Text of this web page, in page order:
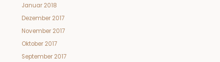
Januar 2018
Dezember 2017
November 2017
Oktober 2017
September 2017